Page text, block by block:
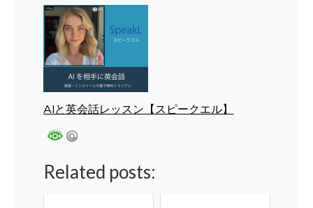
AIと英会話レッスン【スピークエル】
Related posts: